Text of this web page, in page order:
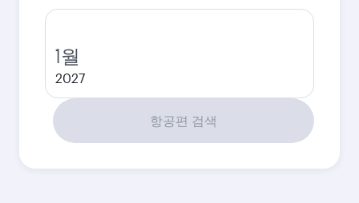
1월
2027
항공편 검색